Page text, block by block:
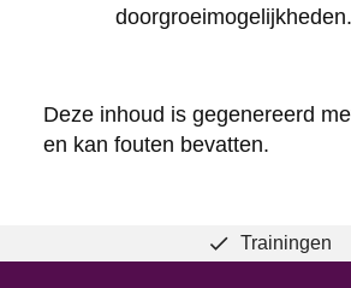
doorgroeimogelijkheden.
Deze inhoud is gegenereerd
en kan fouten bevatten.
Trainingen